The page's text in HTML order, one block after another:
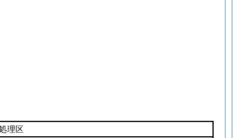
理区